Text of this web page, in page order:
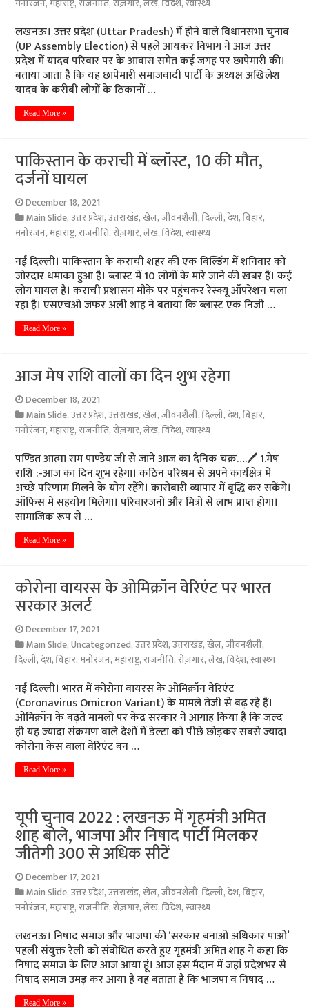
मनोरंजन,महाराष्ट्र,राजनीति,रोज़गार,लेख,विदेश,स्वास्थ्य
लखनऊ। उत्तर प्रदेश (Uttar Pradesh) में होने वाले विधानसभा चुनाव
(UP Assembly Election) से पहले आयकर विभाग ने आज उत्तर
प्रदेश में यादव परिवार पर के आवास समेत कई जगह पर छापेमारी की।
बताया जाता है कि यह छापेमारी समाजवादी पार्टी के अध्यक्ष अखिलेश
यादव के करीबी लोगों के ठिकानों …
Read More »
पाकिस्तान के कराची में ब्लॉस्ट, 10 की मौत,
दर्जनों घायल
December 18, 2021
Main Slide,उत्तर प्रदेश,उत्तराखंड,खेल,जीवनशैली,दिल्ली,देश,बिहार,
मनोरंजन,महाराष्ट्र,राजनीति,रोज़गार,लेख,विदेश,स्वास्थ्य
नई दिल्ली। पाकिस्तान के कराची शहर की एक बिल्डिंग में शनिवार को
जोरदार धमाका हुआ है। ब्लास्ट में 10 लोगों के मारे जाने की खबर हैं। कई
लोग घायल हैं। कराची प्रशासन मौके पर पहुंचकर रेस्क्यू ऑपरेशन चला
रहा है। एसएचओ जफर अली शाह ने बताया कि ब्लास्ट एक निजी …
Read More »
आज मेष राशि वालों का दिन शुभ रहेगा
December 18, 2021
Main Slide,उत्तर प्रदेश,उत्तराखंड,खेल,जीवनशैली,दिल्ली,देश,बिहार,
मनोरंजन,महाराष्ट्र,राजनीति,रोज़गार,लेख,विदेश,स्वास्थ्य
पण्डित आत्मा राम पाण्डेय जी से जाने आज का दैनिक चक्र….🖊️ 1.मेष
राशि :-आज का दिन शुभ रहेगा। कठिन परिश्रम से अपने कार्यक्षेत्र में
अच्छे परिणाम मिलने के योग रहेंगे। कारोबारी व्यापार में वृद्धि कर सकेंगे।
ऑफिस में सहयोग मिलेगा। परिवारजनों और मित्रों से लाभ प्राप्त होगा।
सामाजिक रूप से …
Read More »
कोरोना वायरस के ओमिक्रॉन वेरिएंट पर भारत
सरकार अलर्ट
December 17, 2021
Main Slide,Uncategorized,उत्तर प्रदेश,उत्तराखंड,खेल,जीवनशैली,
दिल्ली,देश,बिहार,मनोरंजन,महाराष्ट्र,राजनीति,रोज़गार,लेख,विदेश,स्वास्थ्य
नई दिल्ली। भारत में कोरोना वायरस के ओमिक्रॉन वेरिएंट
(Coronavirus Omicron Variant) के मामले तेजी से बढ़ रहे हैं।
ओमिक्रॉन के बढ़ते मामलों पर केंद्र सरकार ने आगाह किया है कि जल्द
ही यह ज्यादा संक्रमण वाले देशों में डेल्टा को पीछे छोड़कर सबसे ज्यादा
कोरोना केस वाला वेरिएंट बन …
Read More »
यूपी चुनाव 2022 : लखनऊ में गृहमंत्री अमित
शाह बोले, भाजपा और निषाद पार्टी मिलकर
जीतेगी 300 से अधिक सीटें
December 17, 2021
Main Slide,उत्तर प्रदेश,उत्तराखंड,खेल,जीवनशैली,दिल्ली,देश,बिहार,
मनोरंजन,महाराष्ट्र,राजनीति,रोज़गार,लेख,विदेश,स्वास्थ्य
लखनऊ। निषाद समाज और भाजपा की ‘सरकार बनाओ अधिकार पाओ’
पहली संयुक्त रैली को संबोधित करते हुए गृहमंत्री अमित शाह ने कहा कि
निषाद समाज के लिए आज आया हूं। आज इस मैदान में जहां प्रदेशभर से
निषाद समाज उमड़ कर आया है वह बताता है कि भाजपा व निषाद …
Read More »